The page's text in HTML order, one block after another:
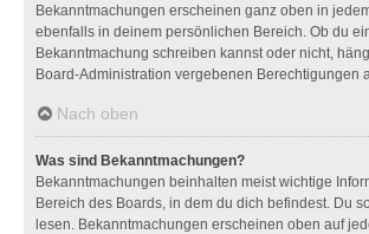
Bekanntmachungen erscheinen ganz oben in
ebenfalls in deinem persönlichen Bereich. Ob du
Bekanntmachung schreiben kannst oder nicht,
Board-Administration vergebenen Berechtigungen
Nach oben
Was sind Bekanntmachungen?
Bekanntmachungen beinhalten meist wichtige
Bereich des Boards, in dem du dich befindest. Du
lesen. Bekanntmachungen erscheinen oben auf